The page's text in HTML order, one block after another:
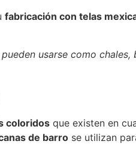
fabricación con telas
usarse como
coloridos que existen en
de barro se utilizan